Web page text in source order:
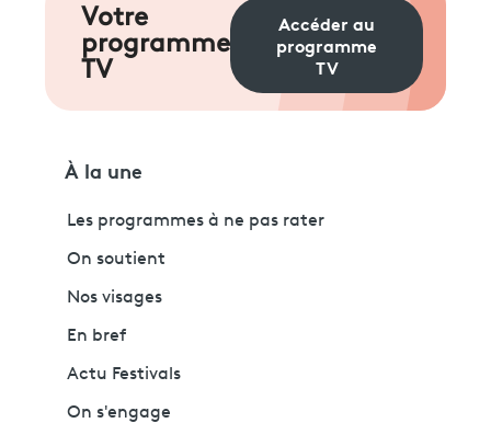
Votre
programme
TV
Accéder au
programme
TV
À la une
Les programmes à ne pas rater
On soutient
Nos visages
En bref
Actu Festivals
On s'engage